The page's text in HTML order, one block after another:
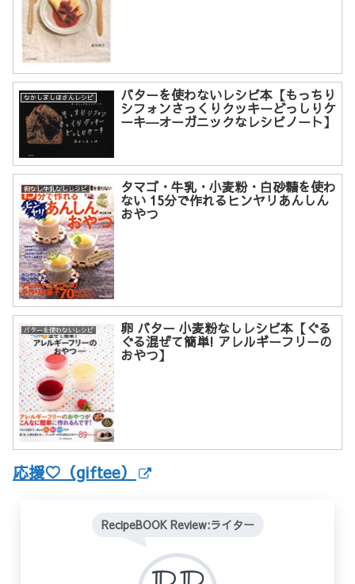
なかしましほさんレシピ バターを使わないレシピ本【もっちり
シフォンさっくりクッキーどっしりケ
ーキ―オーガニックなレシピノート】
卵なし牛乳なしレシピ タマゴ・牛乳・小麦粉・白砂糖を使わ
ない 15分で作れるヒンヤリあんしん
おやつ
バターを使わないレシピ 卵 バター 小麦粉なしレシピ本【ぐる
ぐる混ぜて簡単! アレルギーフリーの
おやつ】
応援♡（giftee）
RecipeBOOK Review:ライター